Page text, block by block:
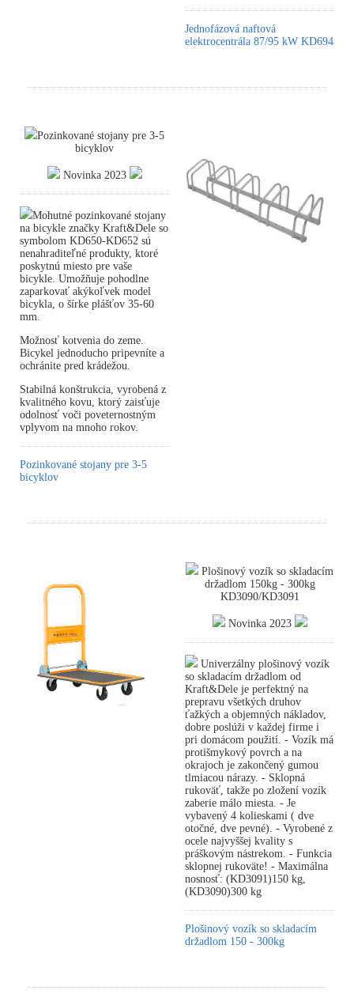
Jednofázová naftová
elektrocentrála 87/95 kW KD694
Pozinkované stojany pre 3-5
bicyklov
Novinka 2023
Mohutné pozinkované stojany
na bicykle značky Kraft&Dele so
symbolom KD650-KD652 sú
nenahraditeľné produkty, ktoré
poskytnú miesto pre vaše
bicykle. Umožňuje pohodlne
zaparkovať akýkoľvek model
bicykla, o šírke plášťov 35-60
mm.
Možnosť kotvenia do zeme.
Bicykel jednoducho pripevníte a
ochránite pred krádežou.
Stabilná konštrukcia, vyrobená z
kvalitného kovu, ktorý zaisťuje
odolnosť voči poveternostným
vplyvom na mnoho rokov.
Pozinkované stojany pre 3-5
bicyklov
Plošinový vozík so skladacím
držadlom 150kg - 300kg
KD3090/KD3091
Novinka 2023
Univerzálny plošinový vozík
so skladacím držadlom od
Kraft&Dele je perfektný na
prepravu všetkých druhov
ťažkých a objemných nákladov,
dobre poslúži v každej firme i
pri domácom použití. - Vozík má
protišmykový povrch a na
okrajoch je zakončený gumou
tlmiacou nárazy. - Sklopná
rukoväť, takže po zložení vozík
zaberie málo miesta. - Je
vybavený 4 kolieskami ( dve
otočné, dve pevné). - Vyrobené z
ocele najvyššej kvality s
práškovým nástrekom. - Funkcia
sklopnej rukoväte! - Maximálna
nosnosť: (KD3091)150 kg,
(KD3090)300 kg
Plošinový vozík so skladacím
držadlom 150 - 300kg